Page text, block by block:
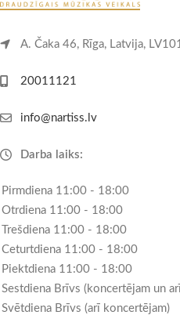
A. Čaka 46, Rīga, Latvija,
20011121
info@nartiss.lv
Darba laiks:
Pirmdiena 11:00 - 18:00
Otrdiena 11:00 - 18:00
Trešdiena 11:00 - 18:00
Ceturtdiena 11:00 - 18:00
Piektdiena 11:00 - 18:00
Sestdiena Brīvs (koncertējam un
Svētdiena Brīvs (arī koncertējam)